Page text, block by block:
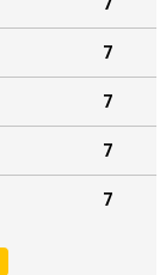
7
7
7
7